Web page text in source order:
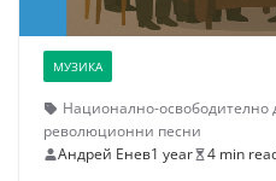
МУЗИКА
Национално-освободително
революционни песни
Андрей Енев1 year 4 min